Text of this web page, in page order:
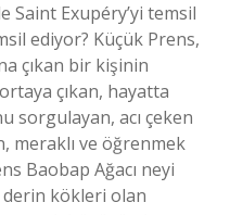
Saint Exupéry’yi temsil
ediyor? Küçük Prens,
çıkan bir kişinin
çıkan, hayatta
sorgulayan, acı çeken
meraklı ve öğrenmek
Baobap Ağacı neyi
derin kökleri olan